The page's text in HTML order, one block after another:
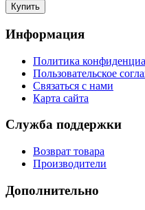
Информация
Политика
Пользовательское
Связаться с нами
Карта сайта
Служба поддержки
Возврат товара
Производители
Дополнительно